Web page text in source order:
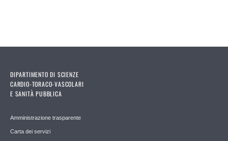
DIPARTIMENTO DI SCIENZE
CARDIO-TORACO-VASCOLARI
E SANITÀ PUBBLICA
Amministrazione trasparente
Carta dei servizi